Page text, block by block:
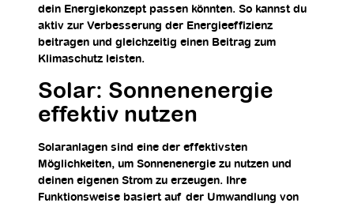
dein Energiekonzept passen könnten. So kannst du
aktiv zur Verbesserung der Energieeffizienz
beitragen und gleichzeitig einen Beitrag zum
Klimaschutz leisten.
Solar: Sonnenenergie
effektiv nutzen
Solaranlagen sind eine der effektivsten
Möglichkeiten, um Sonnenenergie zu nutzen und
deinen eigenen Strom zu erzeugen. Ihre
Funktionsweise basiert auf der Umwandlung von